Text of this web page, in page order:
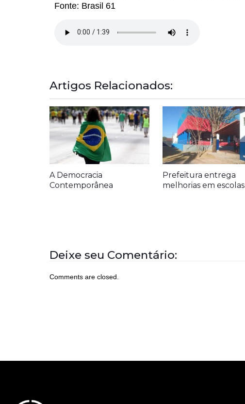
Fonte: Brasil 61
Artigos Relacionados:
A Democracia
Contemporânea
Prefeitura entrega
melhorias em escolas
Deixe seu Comentário:
Comments are closed.